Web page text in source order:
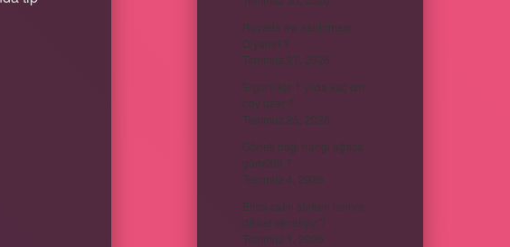
Rüyada ayı saldırması
Diyanet ?
Temmuz 27, 2026
Ergenlikte 1 yılda kaç cm
boy uzar ?
Temmuz 25, 2026
Göbek bağı hangi ağaca
gömülür ?
Temmuz 4, 2026
Elma satın alırken nelere
dikkat etmeliyiz ?
Temmuz 1, 2026